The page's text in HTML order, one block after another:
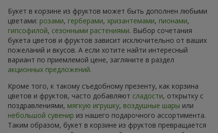
Букет в корзине из фруктов может быть дополнен любыми
цветами: розами, герберами, хризантемами, пионами,
гипсофилой, сезонными растениями. Выбор сочетания
букета цветов и фруктов зависит исключительно от ваших
пожеланий и вкусов. А если хотите найти интересный
вариант по приемлемой цене, загляните в раздел
акционных предложений.
Кроме того, к такому съедобному презенту, как корзина
цветов и фруктов, часто добавляют сладости, открытку с
поздравлениями, мягкую игрушку, воздушные шары или
небольшой сувенир из нашего подарочного ассортимента.
Таким образом, букет в корзине из фруктов превращается